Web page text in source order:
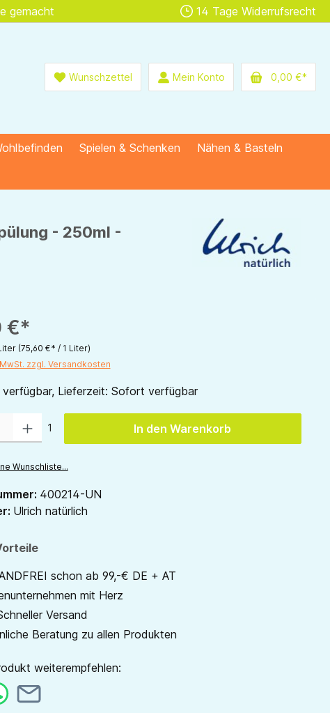
gemacht 14 Tage Widerrufsrecht
Wunschzettel Mein Konto 0,00 €*
Spielen & Schenken
Nähen & Basteln
- 250ml -
€*
(75,60 €* / 1 Liter)
zzgl. Versandkosten
Lieferzeit: Sofort verfügbar
1 In den Warenkorb
Wunschliste...
400214-UN
Ulrich natürlich
schon ab 99,-€ DE + AT
mit Herz
Versand
Beratung zu allen Produkten
weiterempfehlen: